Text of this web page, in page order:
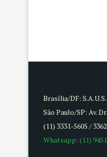
Brasília/DF: S.A.U.S.
São Paulo/SP: Av.
(11) 3331-5605 /
Whatsapp: (11)